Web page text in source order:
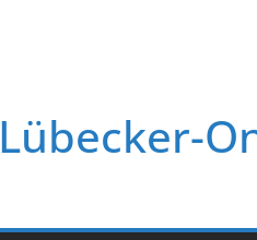
Lübecker-